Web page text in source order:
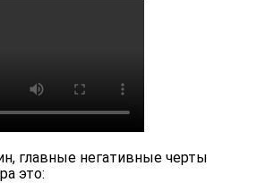
главные негативные черты
это: